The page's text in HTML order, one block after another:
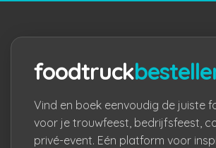
foodtruck
Vind en boek eenvoudig de juiste
voor je trouwfeest, bedrijfsfeest,
privé-event. Eén platform voor